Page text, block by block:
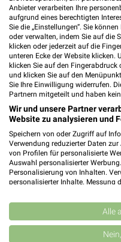
✔Standortgenaue
✔Folge deinem
✔Push-
✔Einkaufsliste -
JETZT
Weitere REWE
5 Geschäfte und Orte
Anbieter verarbeiten Ihre
aufgrund eines berechtigten
Sie die „Einstellungen“. Sie
oder verwalten, indem Sie auf die
klicken oder jederzeit auf die
unteren Ecke der Website klicken.
klicken Sie auf den Fingerabdruck
und klicken Sie auf den
Sie Ihre Einwilligung widerrufen.
Partnern mitgeteilt und haben
Wir und unsere Partner
Website zu analysieren und
Speichern von oder Zugriff auf
Verwendung reduzierter Daten
von Profilen für personalisierte
Auswahl personalisierter
Personalisierung von Inhalten.
personalisierter Inhalte. Messung
Kombinationen von Daten aus
Verbesserung der Angebote.
von Inhalten.
Daten können außerhalb der
Alle